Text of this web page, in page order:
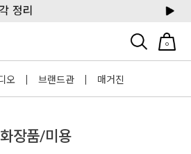
0
오 | 브랜드관 | 매거진
화장품/미용